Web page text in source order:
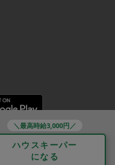
＼最高時給3,000円／
ハウスキーパー
になる